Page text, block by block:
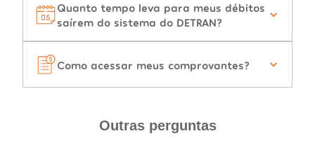
Quanto tempo leva para meus débitos
saírem do sistema do DETRAN?
Como acessar meus comprovantes?
Outras perguntas